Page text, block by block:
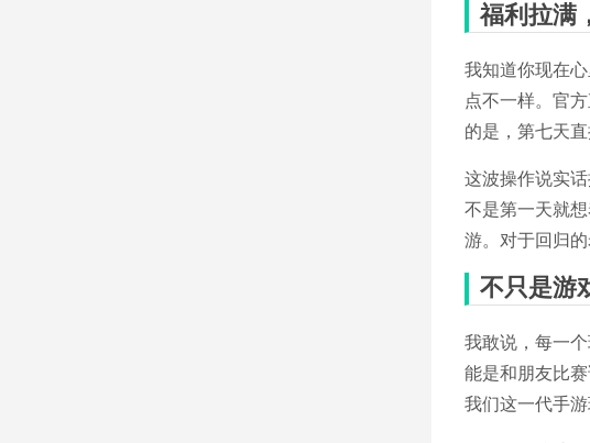
福利拉满
我知道你现在
点不一样。官
的是，第七天
这波操作说实
不是第一天就
游。对于回归的
不只是游
我敢说，每一
能是和朋友比
我们这一代手游